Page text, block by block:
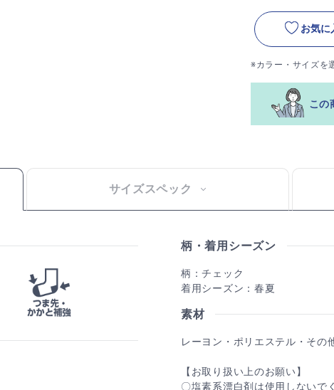
お気に
※カラー・サイズを
この
サイズスペック
柄・着用シーズン
柄：チェック
着用シーズン：春夏
素材
レーヨン・ポリエステル・その
【お取り扱い上のお願い】
〇塩素系漂白剤は使用しないで